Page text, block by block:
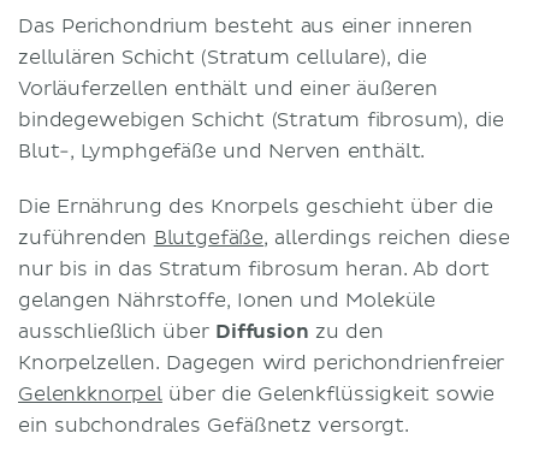
Das Perichondrium besteht aus einer inneren
zellulären Schicht (Stratum cellulare), die
Vorläuferzellen enthält und einer äußeren
bindegewebigen Schicht (Stratum fibrosum), die
Blut-, Lymphgefäße und Nerven enthält.
Die Ernährung des Knorpels geschieht über die
zuführenden Blutgefäße, allerdings reichen diese
nur bis in das Stratum fibrosum heran. Ab dort
gelangen Nährstoffe, Ionen und Moleküle
ausschließlich über Diffusion zu den
Knorpelzellen. Dagegen wird perichondrienfreier
Gelenkknorpelüber die Gelenkflüssigkeit sowie
ein subchondrales Gefäßnetz versorgt.